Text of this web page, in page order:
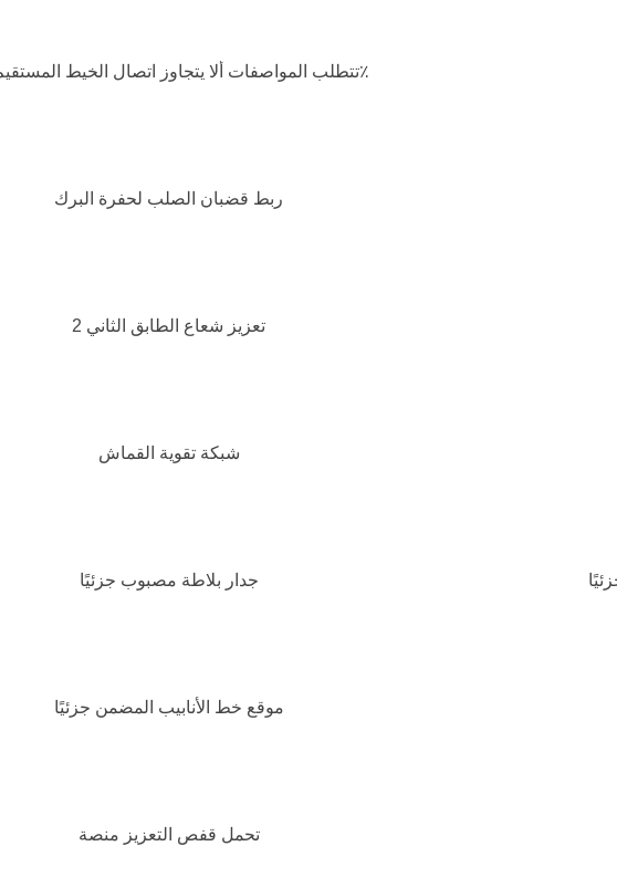
تتطلب المواصفات ألا يتجاوز اتصال الخيط المستقيم 50٪
ربط قضبان الصلب لحفرة البرك
تعزيز شعاع الطابق الثاني 2
شبكة تقوية القماش
جدار بلاطة مصبوب جزئيًا
موقع خط الأنابيب المضمن جزئيًا
تحمل قفص التعزيز منصة